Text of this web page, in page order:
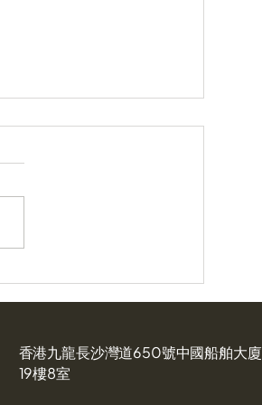
至15.6%: 如何管理現金
香港九龍長沙灣道650號中國船舶大廈
19樓8室